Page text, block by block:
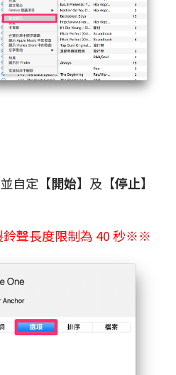
自定【開始】及【停止】
聲長度限制為 40 秒※※